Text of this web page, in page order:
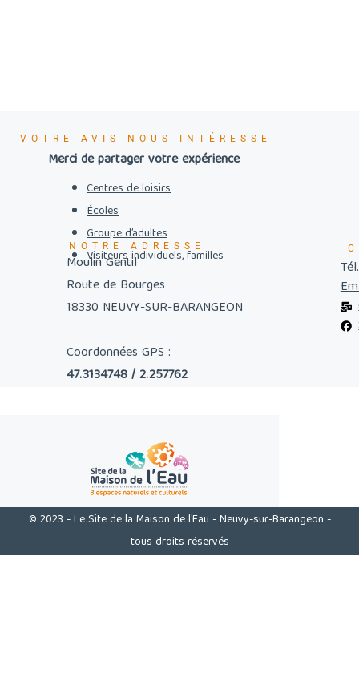
VOTRE AVIS NOUS INTÉRESSE
Merci de partager votre expérience
Centres de loisirs
Écoles
Groupe d’adultes
Visiteurs individuels, familles
NOTRE ADRESSE
Moulin Gentil
Route de Bourges
18330 NEUVY-SUR-BARANGEON
Coordonnées GPS :
47.3134748 / 2.257762
© 2023 - Le Site de la Maison de l'Eau - Neuvy-sur-Barangeon -
tous droits réservés